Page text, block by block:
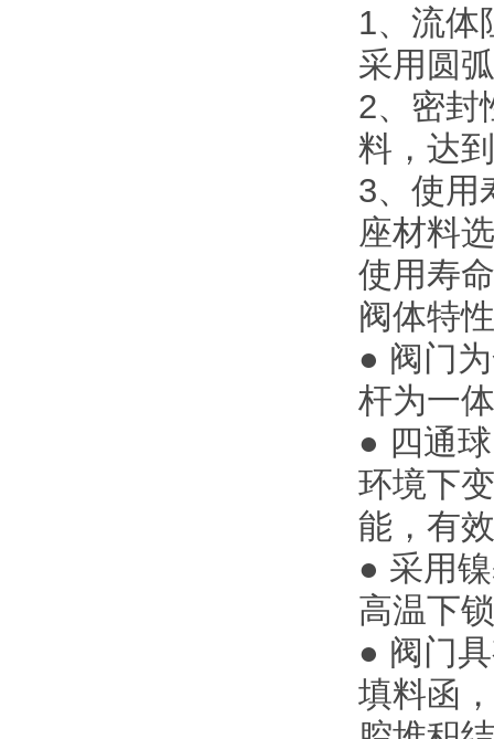
1、流体
采用圆
2、密封
料，达
3、使用
座材料
使用寿
阀体特
● 阀门
杆为一
● 四通
环境下
能，有
● 采用
高温下
● 阀门
填料函